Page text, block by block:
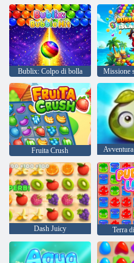
Bublix: Colpo di bolla
Fruita Crush
Dash Juicy Terra